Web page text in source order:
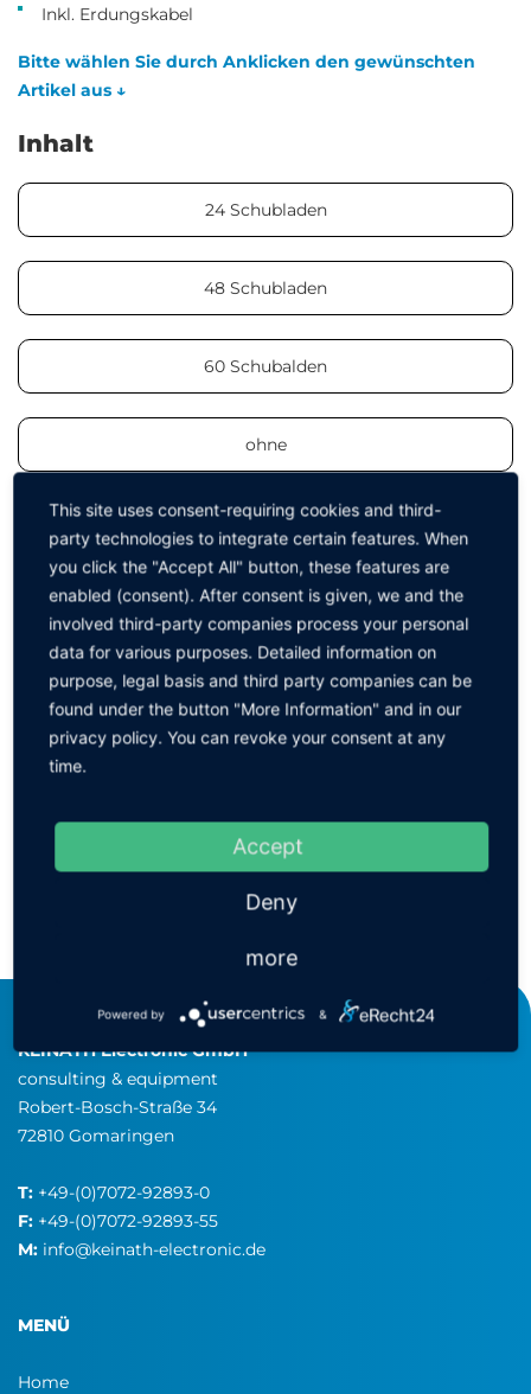
Inkl. Erdungskabel
Bitte wählen Sie durch Anklicken den gewünschten
Artikel aus ↓
Inhalt
24 Schubladen
48 Schubladen
60 Schubalden
ohne
Außenmaße (BxHxT)
1760 x 470 x 470 mm
50 x 35 x 135 mm
63 x 35 x 135 mm
KEINATH Electronic GmbH
consulting & equipment
Robert-Bosch-Straße 34
72810 Gomaringen
T: +49-(0)7072-92893-0
F: +49-(0)7072-92893-55
M: info@keinath-electronic.de
MENÜ
Home
This site uses consent-requiring cookies and third-
party technologies to integrate certain features. When
you click the "Accept All" button, these features are
enabled (consent). After consent is given, we and the
involved third-party companies process your personal
data for various purposes. Detailed information on
purpose, legal basis and third party companies can be
found under the button "More Information" and in our
privacy policy. You can revoke your consent at any
time.
Accept
Deny
more
Powered by &